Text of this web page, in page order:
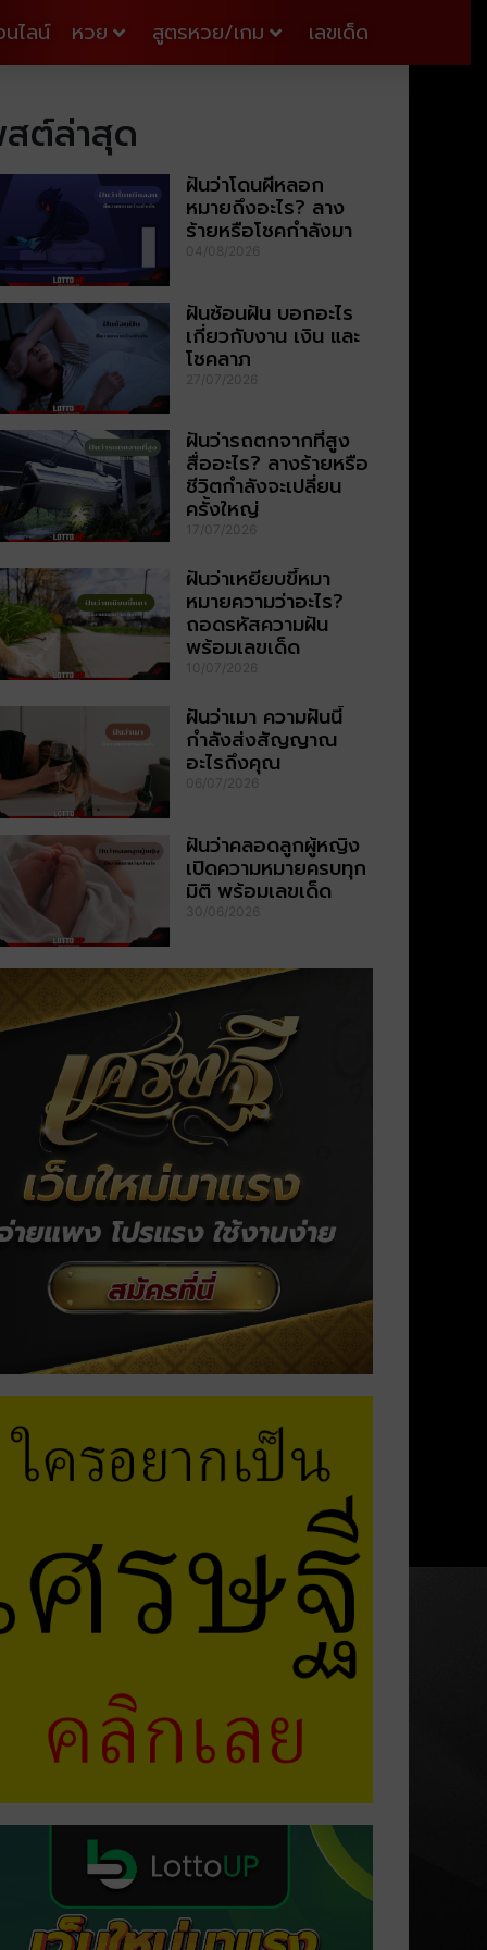
ไลน์ หวย สูตรหวย/เกม เลขเด็ด
ต์ล่าสุด
ฝันว่าโดนผีหลอก
หมายถึงอะไร? ลาง
ร้ายหรือโชคกำลังมา
04/08/2026
ฝันซ้อนฝัน บอกอะไร
เกี่ยวกับงาน เงิน และ
โชคลาภ
27/07/2026
ฝันว่ารถตกจากที่สูง
สื่ออะไร? ลางร้ายหรือ
ชีวิตกำลังจะเปลี่ยน
ครั้งใหญ่
17/07/2026
ฝันว่าเหยียบขี้หมา
หมายความว่าอะไร?
ถอดรหัสความฝัน
พร้อมเลขเด็ด
10/07/2026
ฝันว่าเมา ความฝันนี้
กำลังส่งสัญญาณ
อะไรถึงคุณ
06/07/2026
ฝันว่าคลอดลูกผู้หญิง
เปิดความหมายครบทุก
มิติ พร้อมเลขเด็ด
30/06/2026